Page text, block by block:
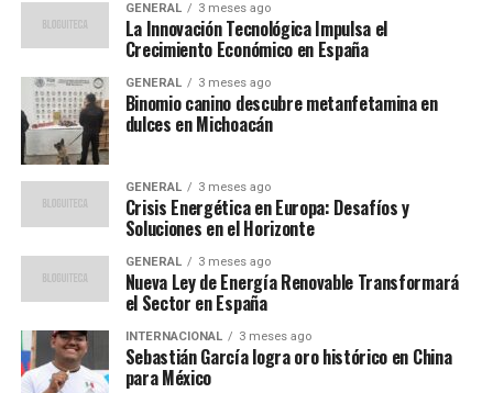
“El turismo ha sido un
salvavidas para la
economía española. La
recuperación del sector ha
sido más rápida de lo
esperado, y esto ha tenido
un efecto dominó positivo
en otros sectores como la
hostelería y el comercio
minorista.”
GENERAL 3 meses ago
La Innovación Tecnológica Impulsa el
Crecimiento Económico en España
GENERAL 3 meses ago
Binomio canino descubre metanfetamina en
dulces en Michoacán
GENERAL 3 meses ago
Crisis Energética en Europa: Desafíos y
Soluciones en el Horizonte
GENERAL 3 meses ago
Nueva Ley de Energía Renovable Transformará
el Sector en España
INTERNACIONAL 3 meses ago
Sebastián García logra oro histórico en China
para México